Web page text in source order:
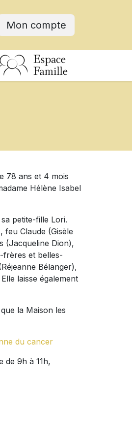
Mon compte
78 ans et 4 mois
Hélène Isabel
petite-fille Lori.
Claude (Gisèle
(Jacqueline Dion),
frères et belles-
Bélanger),
laisse également
la Maison les
du cancer
de 9h à 11h,